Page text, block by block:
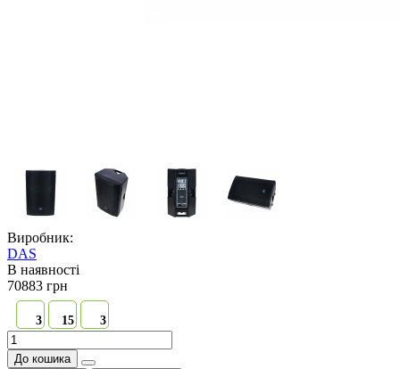
Виробник:
DAS
В наявностi
70883 грн
3 15 3
До кошика